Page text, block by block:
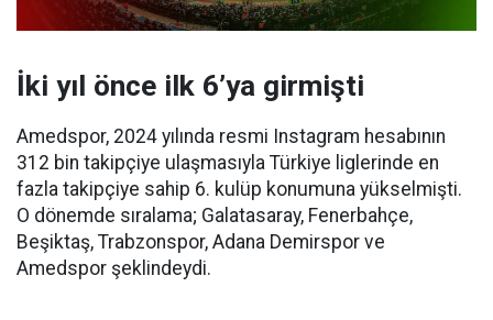
İki yıl önce ilk 6’ya girmişti
Amedspor, 2024 yılında resmi Instagram hesabının
312 bin takipçiye ulaşmasıyla Türkiye liglerinde en
fazla takipçiye sahip 6. kulüp konumuna yükselmişti.
O dönemde sıralama; Galatasaray, Fenerbahçe,
Beşiktaş, Trabzonspor, Adana Demirspor ve
Amedspor şeklindeydi.